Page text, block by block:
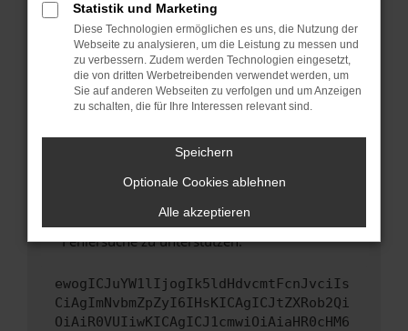
Betriebssystem auf dem neuesten Stand
sind.
Veraltete Software birgt nicht nur ein
Sicherheitsrisiko, sondern kann auch dazu
führen, dass bestimmte Funktionen nicht mehr
unterstützt werden.
Wende dich an den Webseitenbetreiber.
Wenn du alle oben genannten Schritte versucht
hast, kontaktiere uns bitte. Wir werden
uns diesen Text schicken, um uns bei der
Fehlersuche zu unterstützen:
ewogICJuYW1lIjogIk5ldHdvcmtFcnJvciIs
CiAgImNvbmZpZyI6IHsKICAgICJtZXRob2Qi
OiAiR0VUIiwKICAgICJ1cmwiOiAiaHR0cHM6
Statistik und Marketing
Diese Technologien ermöglichen es uns, die Nutzung der
Webseite zu analysieren, um die Leistung zu messen und
zu verbessern. Zudem werden Technologien eingesetzt,
die von dritten Werbetreibenden verwendet werden, um
Sie auf anderen Webseiten zu verfolgen und um Anzeigen
zu schalten, die für Ihre Interessen relevant sind.
Speichern
Optionale Cookies ablehnen
Alle akzeptieren